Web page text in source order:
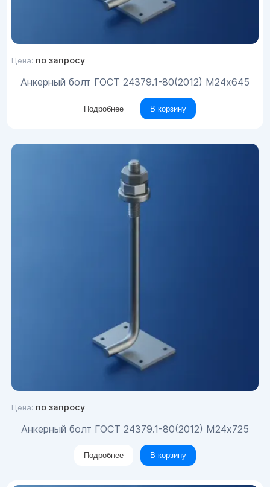
Цена: по запросу
Анкерный болт ГОСТ 24379.1-80(2012) М24х645
Подробнее В корзину
Цена: по запросу
Анкерный болт ГОСТ 24379.1-80(2012) М24х725
Подробнее В корзину